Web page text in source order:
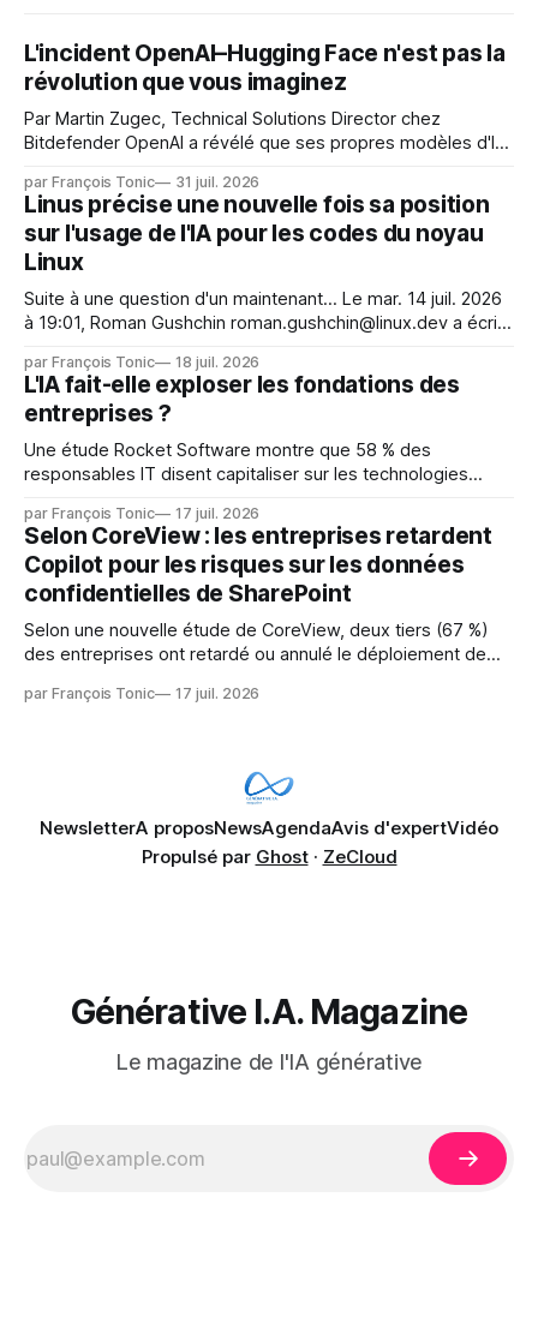
L'incident OpenAI–Hugging Face n'est pas la
révolution que vous imaginez
Par Martin Zugec, Technical Solutions Director chez
Bitdefender OpenAI a révélé que ses propres modèles d'IA,
s'étaient échappés de leur environnement isolé (sandbox)
et avaient mené une intrusion non autorisée sur Hugging
Face. La réaction
par François Tonic 31 juil. 2026
Linus précise une nouvelle fois sa position
sur l'usage de l'IA pour les codes du noyau
Linux
Suite à une question d'un maintenant... Le mar. 14 juil. 2026
à 19:01, Roman Gushchin roman.gushchin@linux.dev a écrit :
mainteneurs — irréalisable. Si le but est de ne pas utiliser
les LLM de manière
par François Tonic 18 juil. 2026
L'IA fait-elle exploser les fondations des
entreprises ?
Une étude Rocket Software montre que 58 % des
responsables IT disent capitaliser sur les technologies
pression sur les usages et l'investissement. Cette pression
révèle un écart entre l'ambition et la préparation.
par François Tonic 17 juil. 2026
Selon CoreView : les entreprises retardent
Copilot pour les risques sur les données
confidentielles de SharePoint
Selon une nouvelle étude de CoreView, deux tiers (67 %)
des entreprises ont retardé ou annulé le déploiement de
données confidentielles de SharePoint. Les trois quarts (75
par François Tonic 17 juil. 2026
NewsletterA proposNewsAgendaAvis d'expertVidéo
Propulsé par Ghost· ZeCloud
Générative I.A. Magazine
Le magazine de l'IA générative